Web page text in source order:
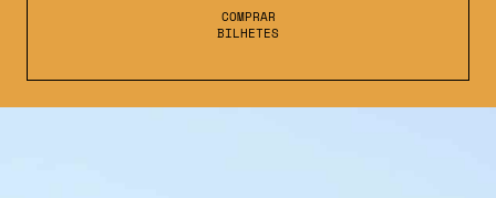
COMPRAR
BILHETES